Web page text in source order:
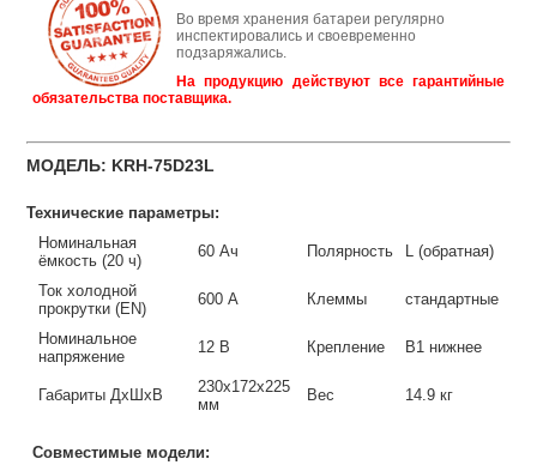
Во время хранения батареи регулярно
инспектировались и своевременно
подзаряжались.
На продукцию действуют все гарантийные
обязательства поставщика.
МОДЕЛЬ: KRH-75D23L
Технические параметры:
Номинальная
ёмкость (20 ч)
60 Ач Полярность L (обратная)
Ток холодной
прокрутки (EN)
600 А Клеммы стандартные
Номинальное
напряжение
12 В Крепление B1 нижнее
Габариты ДхШхВ
230x172x225
мм
Вес 14.9 кг
Совместимые модели: